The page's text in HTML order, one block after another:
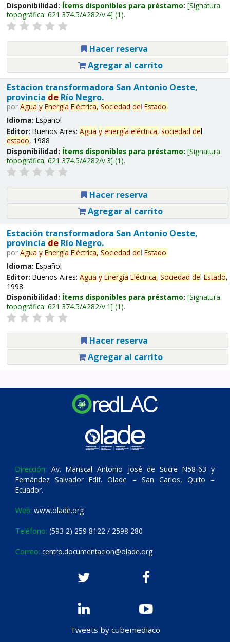
Disponibilidad: Ítems disponibles para préstamo: Signatura
topográfica: 621.374.5/A282/v.4 (1).
Hacer reserva
Agregar al carrito
Estacion transformadora San Antonio Oeste,
provincia deRío Negro.
por Agua y Energía Eléctrica, Sociedad del Estado.
Idioma: Español
Editor: Buenos Aires: Agua y energía eléctrica, sociedad del
estado, 1988
Disponibilidad: Ítems disponibles para préstamo: Signatura
topográfica: 621.374.5/A282/v.3 (1).
Hacer reserva
Agregar al carrito
Estación transformadora San Antonio Oeste,
provincia deRío Negro.
por Agua y Energía Eléctrica, Sociedad del Estado.
Idioma: Español
Editor: Buenos Aires: Agua y Energía Eléctrica, Sociedad del Estado,
1998
Disponibilidad: Ítems disponibles para préstamo: Signatura
topográfica: 621.374.5/A282/v.1 (1).
Hacer reserva
Agregar al carrito
Dirección: Av. Mariscal Antonio José de Sucre N58-63 y
Fernández Salvador Edif. Olade – San Carlos, Quito –
Ecuador.
Web: www.olade.org
Teléfono: (593 2) 259 8122 / 2598 280
Correo: centro.documentacion@olade.org
Tweets by cubemediaco